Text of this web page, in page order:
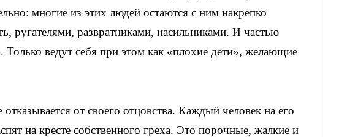
многие из этих людей остаются с ним накрепко
ругателями, развратниками, насильниками. И частью
ведут себя при этом как «плохие дети», желающие
от своего отцовства. Каждый человек на его
на кресте собственного греха. Это порочные, жалкие и